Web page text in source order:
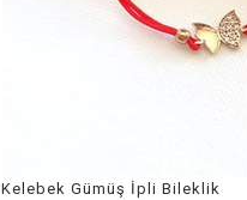
Kelebek Gümüş İpli Bileklik